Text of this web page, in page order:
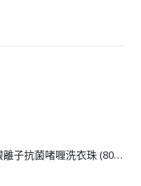
[J206232] 日本BON BON銀離子抗菌啫喱洗衣珠 (80粒)